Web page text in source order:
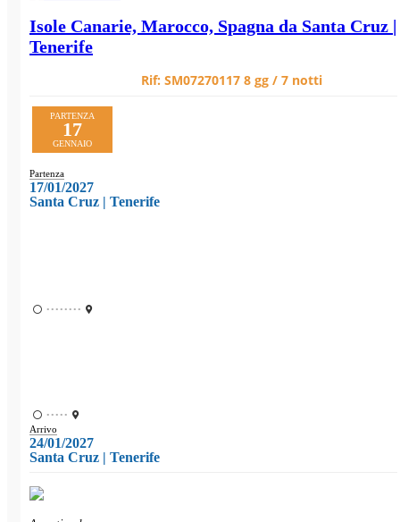
Isole Canarie, Marocco, Spagna da Santa Cruz |
Tenerife
Rif: SM07270117 8 gg / 7 notti
PARTENZA
17
GENNAIO
Partenza
17/01/2027
Santa Cruz | Tenerife
••••••••
•••••
Arrivo
24/01/2027
Santa Cruz | Tenerife